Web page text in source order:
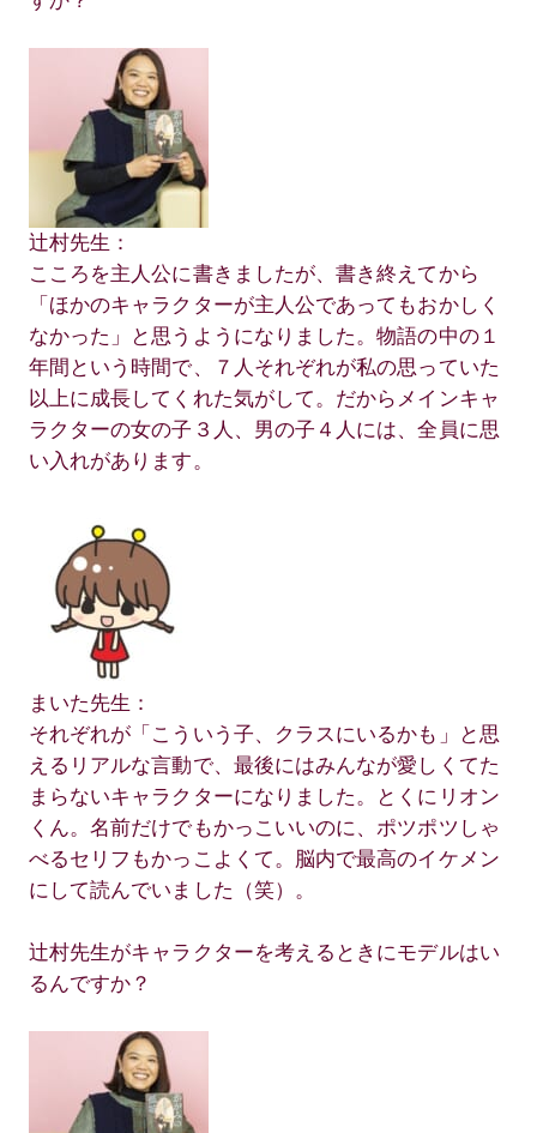
辻村先生：
こころを主人公に書きましたが、書き終えてから
「ほかのキャラクターが主人公であってもおかしく
なかった」と思うようになりました。物語の中の１
年間という時間で、７人それぞれが私の思っていた
以上に成長してくれた気がして。だからメインキャ
ラクターの女の子３人、男の子４人には、全員に思
い入れがあります。
まいた先生：
それぞれが「こういう子、クラスにいるかも」と思
えるリアルな言動で、最後にはみんなが愛しくてた
まらないキャラクターになりました。とくにリオン
くん。名前だけでもかっこいいのに、ポツポツしゃ
べるセリフもかっこよくて。脳内で最高のイケメン
にして読んでいました（笑）。
辻村先生がキャラクターを考えるときにモデルはい
るんですか？